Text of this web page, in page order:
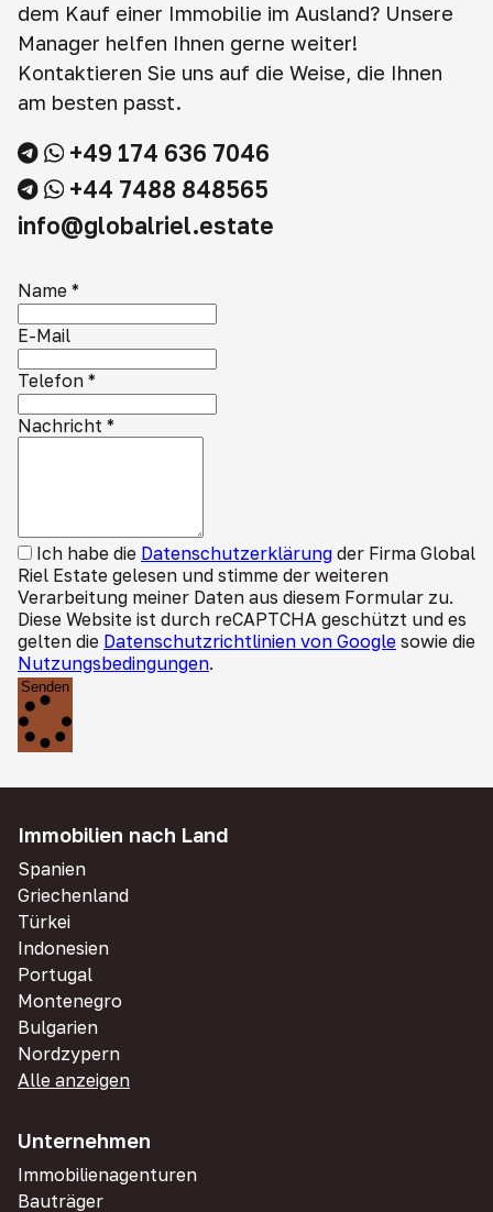
dem Kauf einer Immobilie im Ausland? Unsere
Manager helfen Ihnen gerne weiter!
Kontaktieren Sie uns auf die Weise, die Ihnen
am besten passt.
+49 174 636 7046
+44 7488 848565
info@globalriel.estate
Name *
E-Mail
Telefon *
Nachricht *
Ich habe die Datenschutzerklärung der Firma Global
Riel Estate gelesen und stimme der weiteren
Verarbeitung meiner Daten aus diesem Formular zu.
Diese Website ist durch reCAPTCHA geschützt und es
gelten die Datenschutzrichtlinien von Google sowie die
Nutzungsbedingungen.
Senden
Immobilien nach Land
Spanien
Griechenland
Türkei
Indonesien
Portugal
Montenegro
Bulgarien
Nordzypern
Alle anzeigen
Unternehmen
Immobilienagenturen
Bauträger